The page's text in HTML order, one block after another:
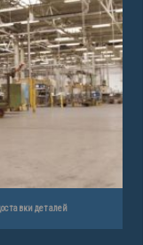
деталей